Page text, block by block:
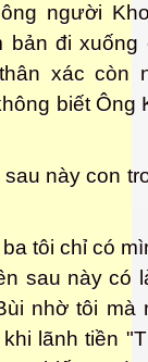
người
bản đi xuống
xác còn
biết Ông
này con
tôi chỉ có
sau này có
nhờ tôi mà
lãnh tiền